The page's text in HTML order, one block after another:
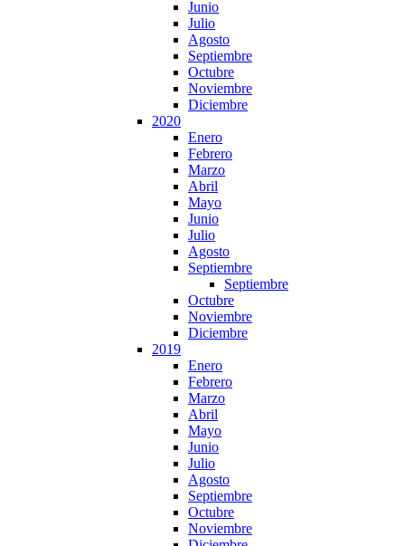
Junio
Julio
Agosto
Septiembre
Octubre
Noviembre
Diciembre
2020
Enero
Febrero
Marzo
Abril
Mayo
Junio
Julio
Agosto
Septiembre
Septiembre
Octubre
Noviembre
Diciembre
2019
Enero
Febrero
Marzo
Abril
Mayo
Junio
Julio
Agosto
Septiembre
Octubre
Noviembre